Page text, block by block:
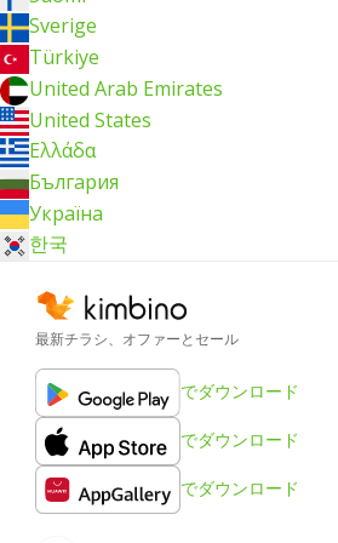
Sverige
Türkiye
United Arab Emirates
United States
Ελλάδα
България
Україна
한국
最新チラシ、オファーとセール
でダウンロード
でダウンロード
でダウンロード